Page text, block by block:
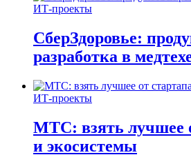
ИТ-проекты
СберЗдоровье:
разработка в
ИТ-проекты
МТС: взять лучшее
и экосистемы